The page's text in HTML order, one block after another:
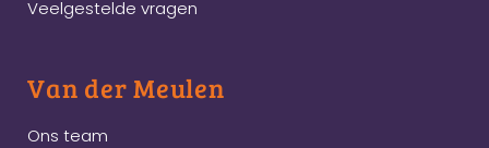
Veelgestelde vragen
Van der Meulen
Ons team